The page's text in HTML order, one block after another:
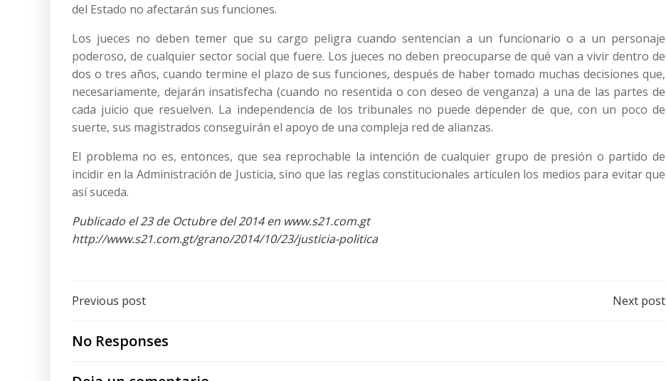
del Estado no afectarán sus funciones.
Los jueces no deben temer que su cargo peligra cuando sentencian a un funcionario o a un personaje
poderoso, de cualquier sector social que fuere. Los jueces no deben preocuparse de qué van a vivir dentro de
dos o tres años, cuando termine el plazo de sus funciones, después de haber tomado muchas decisiones que,
necesariamente, dejarán insatisfecha (cuando no resentida o con deseo de venganza) a una de las partes de
cada juicio que resuelven. La independencia de los tribunales no puede depender de que, con un poco de
suerte, sus magistrados conseguirán el apoyo de una compleja red de alianzas.
El problema no es, entonces, que sea reprochable la intención de cualquier grupo de presión o partido de
incidir en la Administración de Justicia, sino que las reglas constitucionales articulen los medios para evitar que
así suceda.
Publicado el 23 de Octubre del 2014 en www.s21.com.gt
http://www.s21.com.gt/grano/2014/10/23/justicia-politica
Post
navigation
Previous post Next post
No Responses